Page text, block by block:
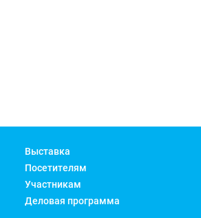
Выставка
Посетителям
Участникам
Деловая программа